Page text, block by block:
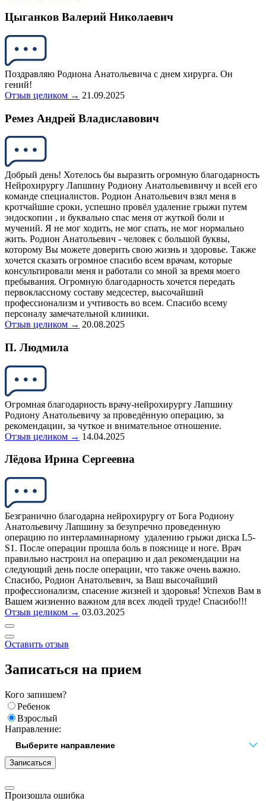
Цыганков Валерий Николаевич
Поздравляю Родиона Анатольевича с днем хирурга. Он
гений!
Отзыв целиком → 21.09.2025
Ремез Андрей Владиславович
Добрый день! Хотелось бы выразить огромную благодарность
Нейрохирургу Лапшину Родиону Анатольевивичу и всей его
команде специалистов. Родион Анатольевич взял меня в
кротчайшие сроки, успешно провёл удаление грыжи путем
эндоскопии , и буквально спас меня от жуткой боли и
мучений. Я не мог ходить, не мог спать, не мог нормально
жить. Родион Анатольевич - человек с большой буквы,
которому Вы можете доверить свою жизнь и здоровье. Также
хочется сказать огромное спасибо всем врачам, которые
консультировали меня и работали со мной за время моего
пребывания. Огромную благодарность хочется передать
первоклассному составу медсестер, высочайший
профессионализм и учтивость во всем. Спасибо всему
персоналу замечательной клиники.
Отзыв целиком → 20.08.2025
П. Людмила
Огромная благодарность врачу-нейрохирургу Лапшину
Родиону Анатольевичу за проведённую операцию, за
рекомендации, за чуткое и внимательное отношение.
Отзыв целиком → 14.04.2025
Лёдова Ирина Сергеевна
Безгранично благодарна нейрохирургу от Бога Родиону
Анатольевичу Лапшину за безупречно проведенную
операцию по интерламинарному удалению грыжи диска L5-
S1. После операции прошла боль в пояснице и ноге. Врач
правильно настроил на операцию и дал рекомендации на
следующий день после операции, что также очень важно.
Спасибо, Родион Анатольевич, за Ваш высочайший
профессионализм, спасение жизней и здоровья! Успехов Вам в
Вашем жизненно важном для всех людей труде! Спасибо!!!
Отзыв целиком → 03.03.2025
Оставить отзыв
Записаться на прием
Кого запишем?
Ребенок
Взрослый
Направление:
Записаться
Произошла ошибка